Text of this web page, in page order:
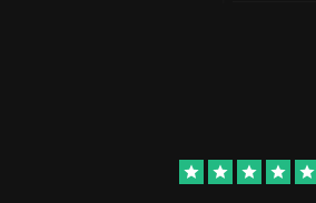
star star star star star